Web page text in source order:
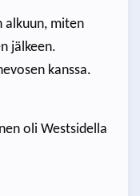
alkuun, miten
jälkeen.
kanssa.
oli Westsidella